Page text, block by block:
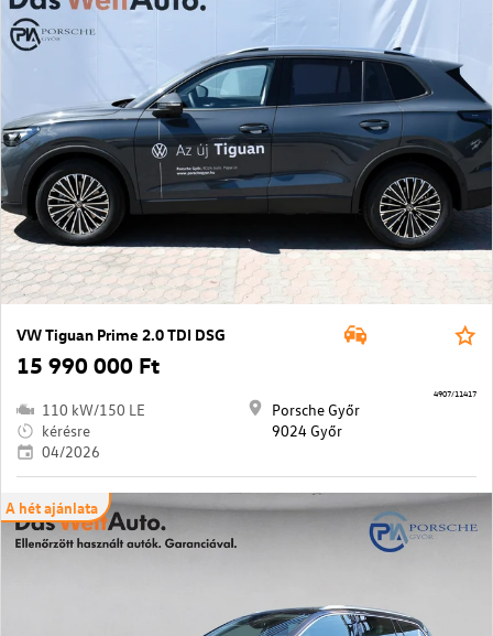
VW Tiguan Prime 2.0 TDI DSG
15 990 000 Ft
110 kW/150 LE
kérésre
04/2026
Porsche Győr
9024 Győr
4907/11417
A hét ajánlata